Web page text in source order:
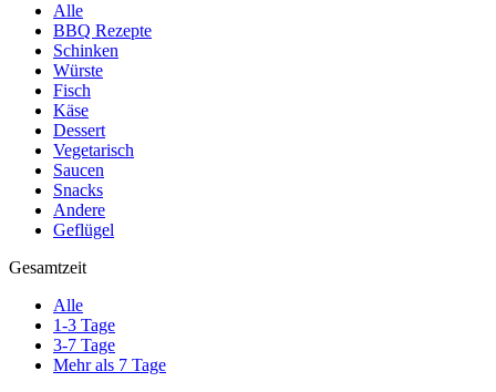
Alle
BBQ Rezepte
Schinken
Würste
Fisch
Käse
Dessert
Vegetarisch
Saucen
Snacks
Andere
Geflügel
Gesamtzeit
Alle
1-3 Tage
3-7 Tage
Mehr als 7 Tage